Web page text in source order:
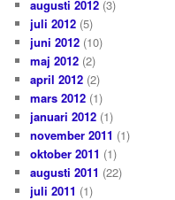
augusti 2012 (3)
juli 2012 (5)
juni 2012 (10)
maj 2012 (2)
april 2012 (2)
mars 2012 (1)
januari 2012 (1)
november 2011 (1)
oktober 2011 (1)
augusti 2011 (22)
juli 2011 (1)